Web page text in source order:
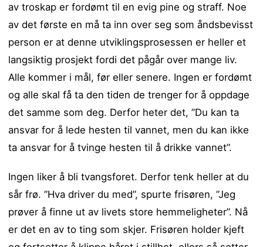
av troskap er fordømt til en evig pine og straff. Noe
av det første en må ta inn over seg som åndsbevisst
person er at denne utviklingsprosessen er heller et
langsiktig prosjekt fordi det pågår over mange liv.
Alle kommer i mål, før eller senere. Ingen er fordømt
og alle skal få ta den tiden de trenger for å oppdage
det samme som deg. Derfor heter det, ”Du kan ta
ansvar for å lede hesten til vannet, men du kan ikke
ta ansvar for å tvinge hesten til å drikke vannet”.
Ingen liker å bli tvangsforet. Derfor tenk heller at du
sår frø. ”Hva driver du med”, spurte frisøren, ”Jeg
prøver å finne ut av livets store hemmeligheter”. Nå
er det en av to ting som skjer. Frisøren holder kjeft